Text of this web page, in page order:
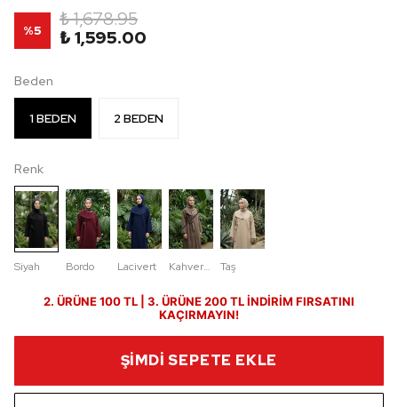
%5
₺ 1,678.95
₺ 1,595.00
Beden
1 BEDEN 2 BEDEN
Renk
Siyah Bordo Lacivert Kahverengi Taş
2. ÜRÜNE 100 TL | 3. ÜRÜNE 200 TL İNDİRİM FIRSATINI
KAÇIRMAYIN!
ŞİMDİ SEPETE EKLE